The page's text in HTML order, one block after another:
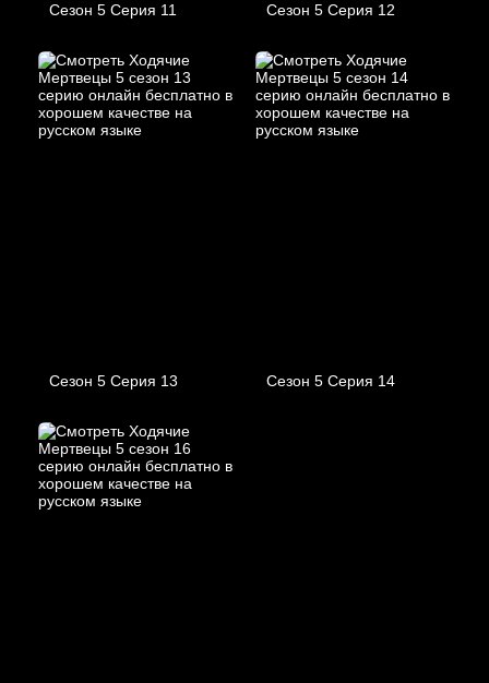
Сезон 5 Серия 11 Сезон 5 Серия 12
Сезон 5 Серия 13 Сезон 5 Серия 14